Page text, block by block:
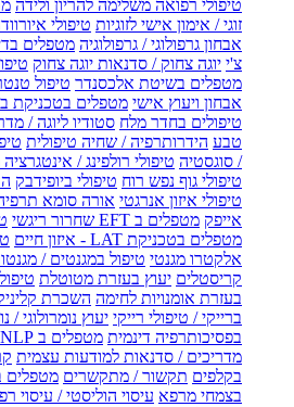
טיפולי רפואה משלימה להריון ולידה
זוגי / אימון אישי לזוגיות טיפולי
אבחון גרפולוגי / גרפולוגיה מטפלים
צ'י יוגה צחוק / סדנאות יוגה צחוק
מטפלים בשיטת אלכסנדר טיפול
אבחון ויעוץ אישי מטפלים בטכניקת
טיפולים בחדר מלח סטודיו ליוגה /
טבע הידרותרפיה / שחיה טיפולית
/ סוגסטיה טיפולי רולפינג /
טיפולי גוף נפש רוח טיפולי ביופידבק
טיפולי איזון אנרגטי אורה סומא
אייפק מטפלים ב EFT שחרור ריגשי
מטפלים בטכניקת LAT - איזון חיים
אלקטרו מגנטי טיפול במגנטים /
קריסטלים יעוץ בעזרת מטוטלת
בעזרת אומנויות לחימה השכרת
ברייקי / טיפולי רייקי יעוץ נומרולוגי /
בפסיכותרפיה דינמית מטפלים ב NLP נלפ
מדריכים / סדנאות למודעות עצמית
בקלפים תקשור / מתקשרים מטפלים
בצמחי מרפא עיסוי הוליסטי / עיסוי